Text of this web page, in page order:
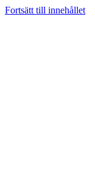
Fortsätt till innehållet